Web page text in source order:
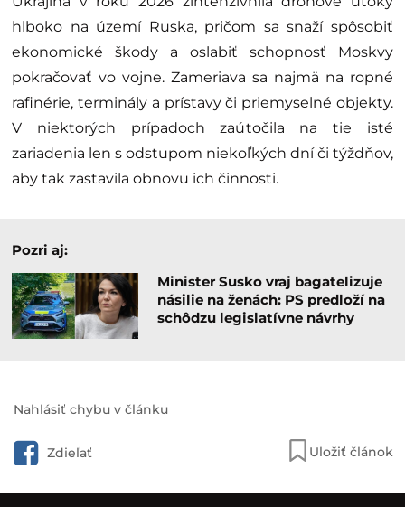
hlboko na území Ruska, pričom sa snaží spôsobiť
ekonomické škody a oslabiť schopnosť Moskvy
pokračovať vo vojne. Zameriava sa najmä na ropné
rafinérie, terminály a prístavy či priemyselné objekty.
V niektorých prípadoch zaútočila na tie isté
zariadenia len s odstupom niekoľkých dní či týždňov,
aby tak zastavila obnovu ich činnosti.
Pozri aj:
Minister Susko vraj bagatelizuje
násilie na ženách: PS predloží na
schôdzu legislatívne návrhy
Nahlásiť chybu v článku
Zdieľať Uložiť článok